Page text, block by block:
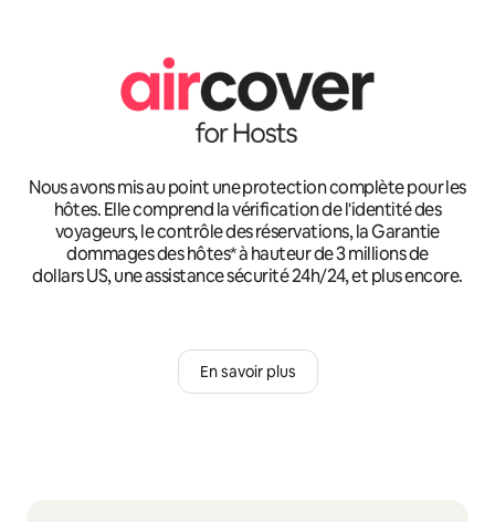
Nous avons mis au point une protection complète pour les
hôtes. Elle comprend la vérification de l'identité des
voyageurs, le contrôle des réservations, la Garantie
dommages des hôtes* à hauteur de 3 millions de
dollars US, une assistance sécurité 24h/24, et plus encore.
En savoir plus